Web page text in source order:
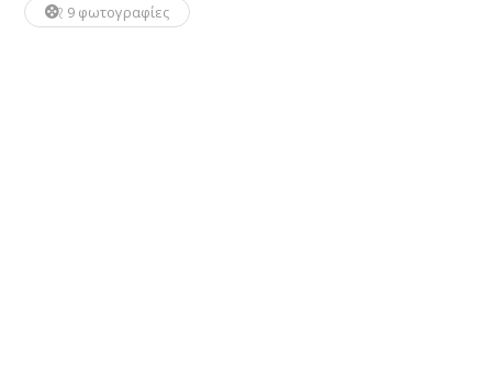
9 φωτογραφίες